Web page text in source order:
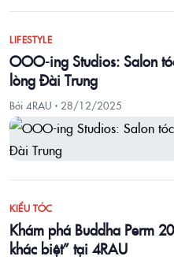
LIFESTYLE
OOO-ing Studios: Salon
lòng Đài Trung
Bởi 4RAU · 28/12/2025
KIỂU TÓC
Khám phá Buddha Perm
khác biệt” tại 4RAU